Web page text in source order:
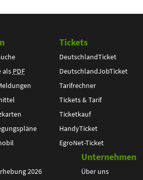
als PDF
Tickets
DeutschlandTicket
DeutschlandJobTicket
Tarifrechner
Tickets & Tarif
Ticketkauf
HandyTicket
EgroNet-Ticket
2026
Unternehmen
Über uns